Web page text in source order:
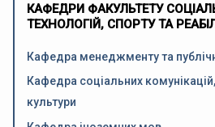
КАФЕДРИ ФАКУЛЬТЕТУ
ТЕХНОЛОГІЙ, СПОРТУ ТА
Кафедра менеджменту та
Кафедра соціальних
культури